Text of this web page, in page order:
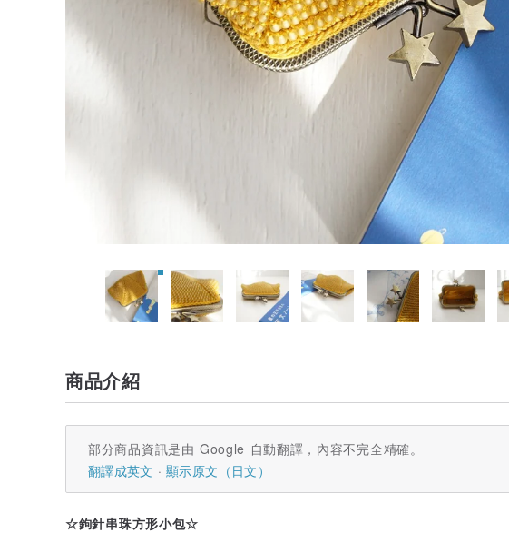
商品介紹
部分商品資訊是由 Google 自動翻譯，內容不完全精確。
翻譯成英文
顯示原文（日文）
☆鉤針串珠方形小包☆